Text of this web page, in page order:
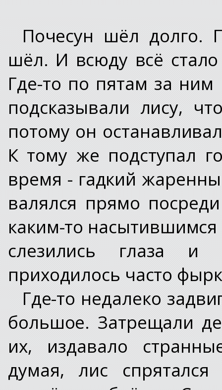
Почесун шёл долго.
шёл. И всюду всё
Где-то по пятам за ним
подсказывали лису,
потому он
К тому же подступал
время - гадкий
валялся прямо
каким-то
слезились глаза и
приходилось часто
Где-то недалеко
большое. Затрещали
их, издавало
думая, лис